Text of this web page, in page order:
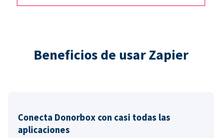
Beneficios de usar Zapier
Conecta Donorbox con casi todas las
aplicaciones